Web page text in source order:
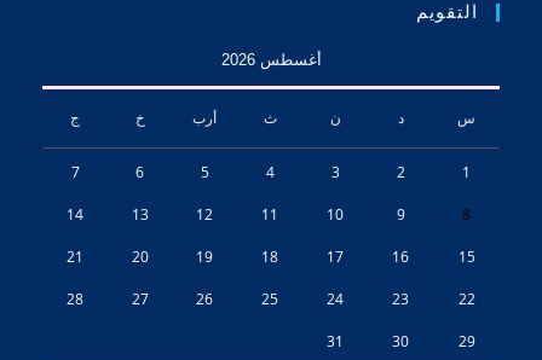
التقويم
أغسطس 2026
س د ن ث أرب خ ج
1
2
3
4
5
6
7
8
9
10
11
12
13
14
15
16
17
18
19
20
21
22
23
24
25
26
27
28
29
30
31